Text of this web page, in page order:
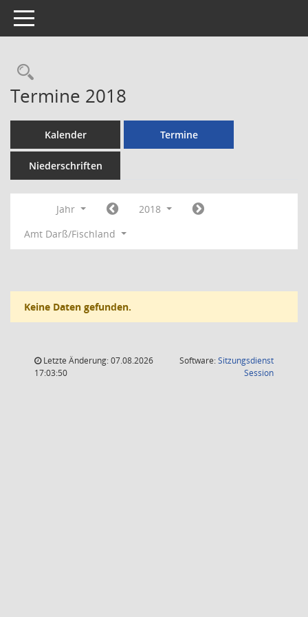
Toggle navigation
Rechercheauswahl
Termine 2018
Kalender Termine
Niederschriften
Jahr
2018
Amt Darß/Fischland
Keine Daten gefunden.
Letzte Änderung: 07.08.2026
17:03:50
Software:Sitzungsdienst
Session(Wird in